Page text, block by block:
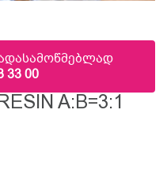
33 00
A:B=3:1